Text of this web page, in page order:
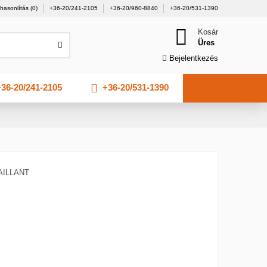
(0) +36-20/241-2105 +36-20/960-8840 +36-20/531-1390
Kosár
Üres
Bejelentkezés
+36-20/531-1390
20/241-2105